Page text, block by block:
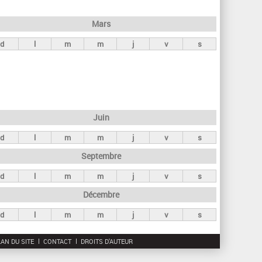
r
c
Mars
d l m m j v s
Juin
d l m m j v s
Septembre
d l m m j v s
Décembre
d l m m j v s
DU SITE CONTACT DROITS D'AUTEUR